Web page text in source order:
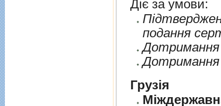
Діє за умови:
подання
Дотримання
Дотримання
Грузія